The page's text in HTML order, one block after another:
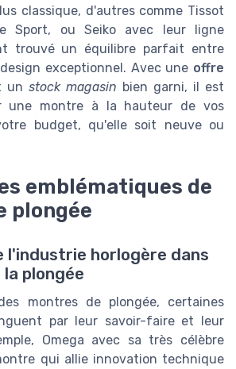
classique, d'autres comme Tissot
Sport, ou Seiko avec leur ligne
trouvé un équilibre parfait entre
exceptionnel. Avec une offre
un stock magasin bien garni, il est
une montre à la hauteur de vos
budget, qu'elle soit neuve ou
emblématiques de
plongée
l'industrie horlogère dans
plongée
montres de plongée, certaines
par leur savoir-faire et leur
Omega avec sa très célèbre
qui allie innovation technique